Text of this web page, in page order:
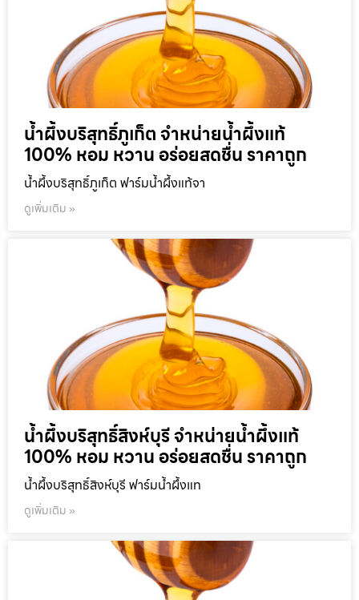
น้ำผึ้งบริสุทธิ์ภูเก็ต จำหน่ายน้ำผึ้งแท้
100% หอม หวาน อร่อยสดชื่น ราคาถูก
น้ำผึ้งบริสุทธิ์ภูเก็ต ฟาร์มน้ำผึ้งแท้จา
ดูเพิ่มเติม »
น้ำผึ้งบริสุทธิ์สิงห์บุรี จำหน่ายน้ำผึ้งแท้
100% หอม หวาน อร่อยสดชื่น ราคาถูก
น้ำผึ้งบริสุทธิ์สิงห์บุรี ฟาร์มน้ำผึ้งแท
ดูเพิ่มเติม »